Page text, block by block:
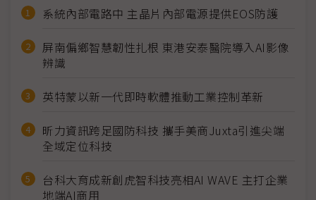
系統內部電路中 主晶片內部電源提供EOS防護
屏南偏鄉智慧韌性扎根 東港安泰醫院導入AI影像
辨識
英特蒙以新一代即時軟體推動工業控制革新
昕力資訊跨足國防科技 攜手美商Juxta引進尖端
全域定位科技
台科大育成新創虎智科技亮相AI WAVE 主打企業
地端AI商用